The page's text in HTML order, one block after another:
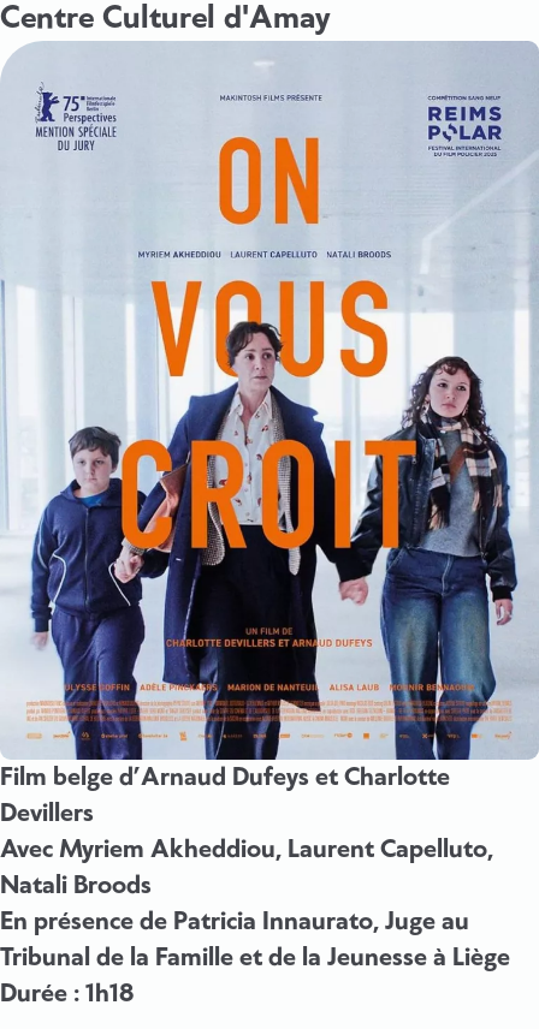
Centre Culturel d'Amay
Film belge d’Arnaud Dufeys et Charlotte
Devillers
Avec Myriem Akheddiou, Laurent Capelluto,
Natali Broods
En présence de Patricia Innaurato, Juge au
Tribunal de la Famille et de la Jeunesse à Liège
Durée : 1h18